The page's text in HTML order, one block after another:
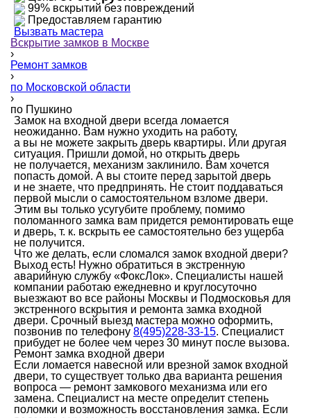
99% вскрытий без повреждений
Предоставляем гарантию
Вызвать мастера
Вскрытие замков в Москве
›
Ремонт замков
›
по Московской области
›
по Пушкино
Замок на входной двери всегда ломается
неожиданно. Вам нужно уходить на работу,
а вы не можете закрыть дверь квартиры. Или другая
ситуация. Пришли домой, но открыть дверь
не получается, механизм заклинило. Вам хочется
попасть домой. А вы стоите перед зарытой дверь
и не знаете, что предпринять. Не стоит поддаваться
первой мысли о самостоятельном взломе двери.
Этим вы только усугубите проблему, помимо
поломанного замка вам придется ремонтировать еще
и дверь, т. к. вскрыть ее самостоятельно без ущерба
не получится.
Что же делать, если сломался замок входной двери?
Выход есть! Нужно обратиться в экстренную
аварийную службу «ФоксЛок». Специалисты нашей
компании работаю ежедневно и круглосуточно
выезжают во все районы Москвы и Подмосковья для
экстренного вскрытия и ремонта замка входной
двери. Срочный выезд мастера можно оформить,
позвонив по телефону 8(495)228-33-15. Специалист
прибудет не более чем через 30 минут после вызова.
Ремонт замка входной двери
Если ломается навесной или врезной замок входной
двери, то существует только два варианта решения
вопроса — ремонт замкового механизма или его
замена. Специалист на месте определит степень
поломки и возможность восстановления замка. Если